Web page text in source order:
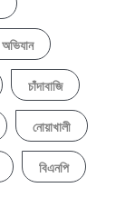
অভিযান
চাঁদাবাজি
নোয়াখালী
বিএনপি